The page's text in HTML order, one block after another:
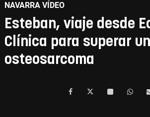
NAVARRA VÍDEO
Esteban, viaje desde
Clínica para superar un
osteosarcoma